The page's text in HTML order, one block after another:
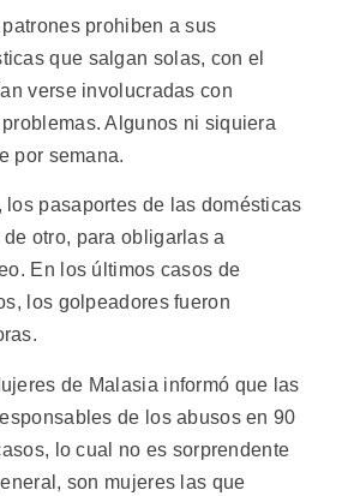
prohiben a sus
que salgan solas, con el
verse involucradas con
Algunos ni siquiera
por semana.
los pasaportes de las domésticas
otro, para obligarlas a
En los últimos casos de
los golpeadores fueron
de Malasia informó que las
de los abusos en 90
lo cual no es sorprendente
son mujeres las que